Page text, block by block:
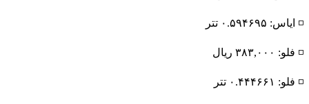
◽️ ایاس: ۰.۵۹۴۶۹۵ تتر
◽️ فلو: ۳۸۳,۰۰۰ ریال
◽️ فلو: ۰.۴۴۴۶۶۱ تتر